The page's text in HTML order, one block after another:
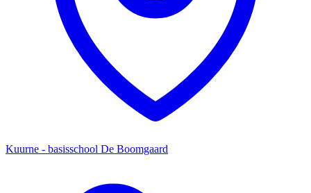
Kuurne - basisschool De Boomgaard